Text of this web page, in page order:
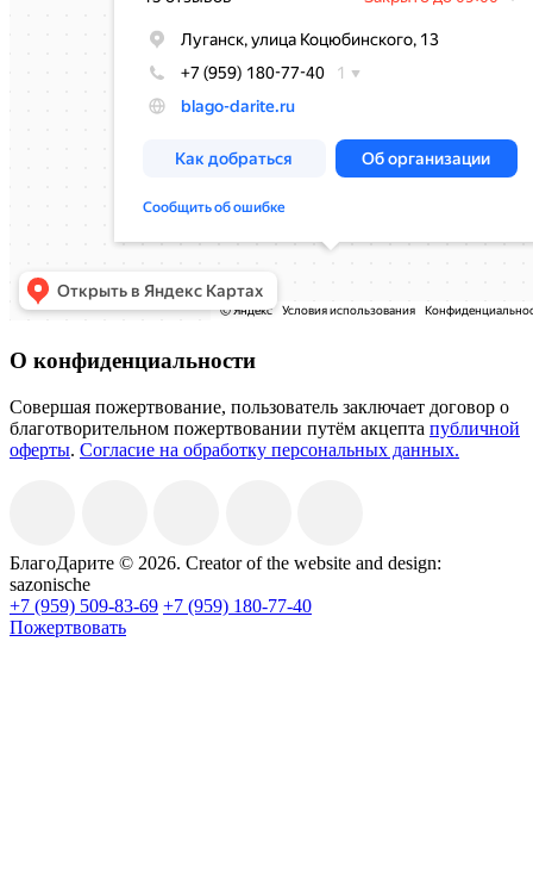
О конфиденциальности
Совершая пожертвование, пользователь заключает договор о
благотворительном пожертвовании путём акцепта публичной
оферты. Согласие на обработку персональных данных.
БлагоДарите © 2026. Creator of the website and design:
sazonische
+7 (959) 509-83-69 +7 (959) 180-77-40
Пожертвовать